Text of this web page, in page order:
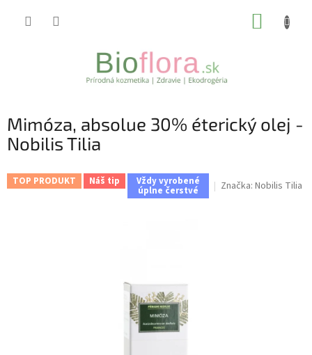
Mimóza, absolue 30% éterický olej -
Nobilis Tilia
TOP PRODUKT Náš tip Vždy vyrobené
úplne čerstvé Značka: Nobilis Tilia